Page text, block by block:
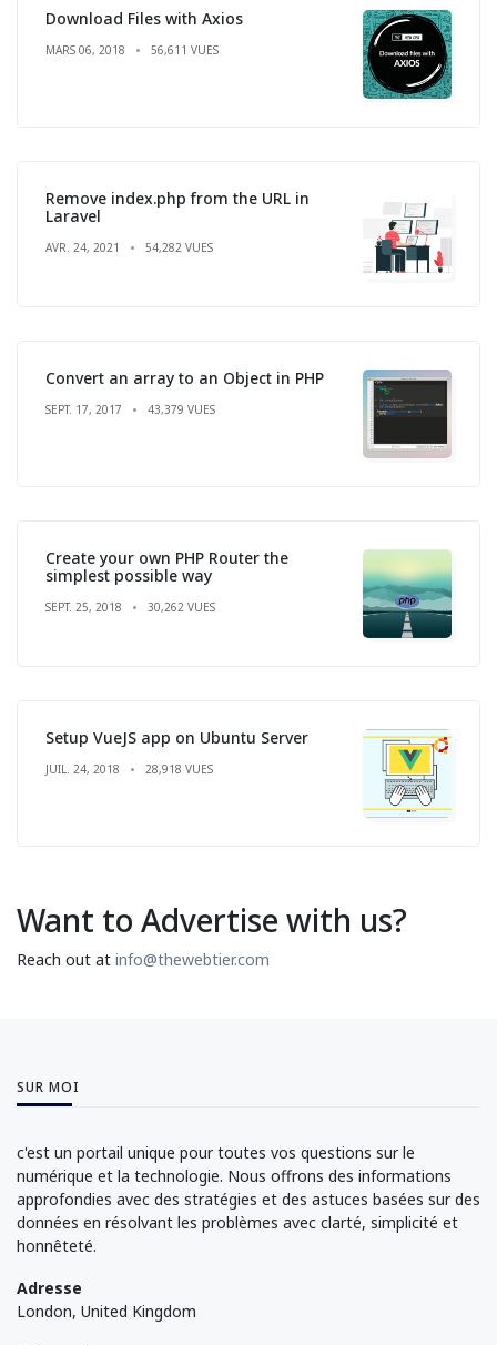
Download Files with Axios
MARS 06, 2018 56,611 VUES
Remove index.php from the URL in
Laravel
AVR. 24, 2021 54,282 VUES
Convert an array to an Object in PHP
SEPT. 17, 2017 43,379 VUES
Create your own PHP Router the
simplest possible way
SEPT. 25, 2018 30,262 VUES
Setup VueJS app on Ubuntu Server
JUIL. 24, 2018 28,918 VUES
Want to Advertise with us?
Reach out at info@thewebtier.com
SUR MOI
c'est un portail unique pour toutes vos questions sur le
numérique et la technologie. Nous offrons des informations
approfondies avec des stratégies et des astuces basées sur des
données en résolvant les problèmes avec clarté, simplicité et
honnêteté.
Adresse
London, United Kingdom